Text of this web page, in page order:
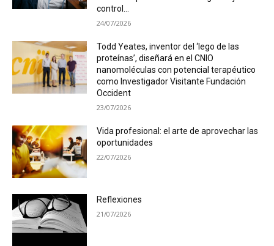
control...
24/07/2026
Todd Yeates, inventor del ‘lego de las
proteínas’, diseñará en el CNIO
nanomoléculas con potencial terapéutico
como Investigador Visitante Fundación
Occident
23/07/2026
Vida profesional: el arte de aprovechar las
oportunidades
22/07/2026
Reflexiones
21/07/2026